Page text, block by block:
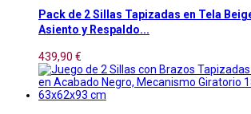
Pack de 2 Sillas Tapizadas en Tela
Asiento y Respaldo...
439,90 €